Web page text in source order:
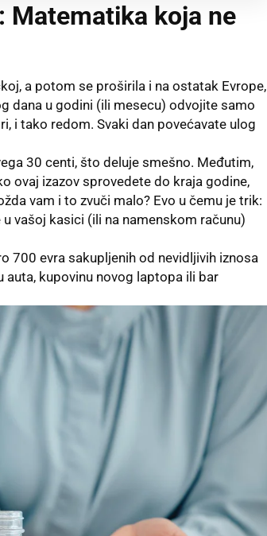
Matematika koja ne
a potom se proširila i na ostatak Evrope,
dana u godini (ili mesecu) odvojite samo
i tako redom. Svaki dan povećavate ulog
30 centi, što deluje smešno. Međutim,
ovaj izazov sprovedete do kraja godine,
vam i to zvuči malo? Evo u čemu je trik:
vašoj kasici (ili na namenskom računu)
700 evra sakupljenih od nevidljivih iznosa
kupovinu novog laptopa ili bar